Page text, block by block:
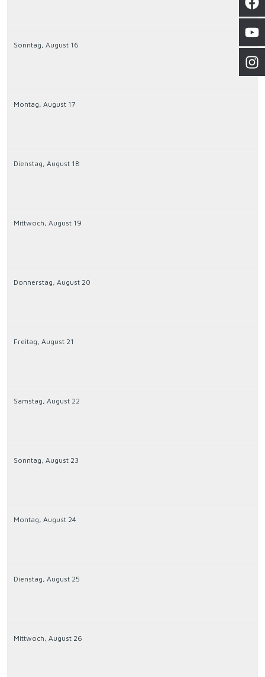
Sonntag, August 16
Montag, August 17
Dienstag, August 18
Mittwoch, August 19
Donnerstag, August 20
Freitag, August 21
Samstag, August 22
Sonntag, August 23
Montag, August 24
Dienstag, August 25
Mittwoch, August 26